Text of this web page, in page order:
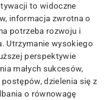
to widoczne
informacja zwrotna o
potrzeba rozwoju i
Utrzymanie wysokiego
perspektywie
małych sukcesów,
dzielenia się z
o równowagę